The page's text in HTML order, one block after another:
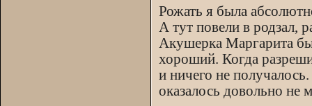
Рожать я была
А тут повели в родзал,
Акушерка Маргарита
хороший. Когда
и ничего не
оказалось довольно не